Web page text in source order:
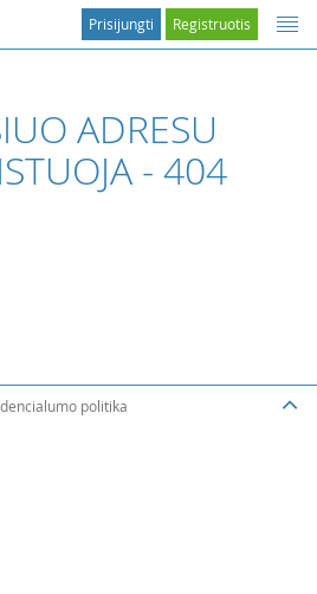
Registruotis
Prisijungti
ADRESU
- 404
politika